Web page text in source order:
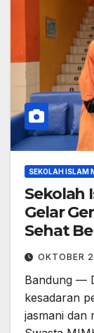
SEKOLAH ISLAM
Sekolah
Gelar
Sehat
OKTOBER
Bandung —
kesadaran
jasmani dan